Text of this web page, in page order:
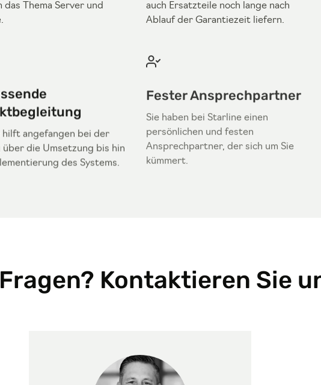
das Thema Server und
auch Ersatzteile noch lange nach
Ablauf der Garantiezeit liefern.
hilft angefangen bei der
über die Umsetzung bis hin
des Systems.
Fester Ansprechpartner
Sie haben bei Starline einen
persönlichen und festen
Ansprechpartner, der sich um Sie
kümmert.
Kontaktieren Sie